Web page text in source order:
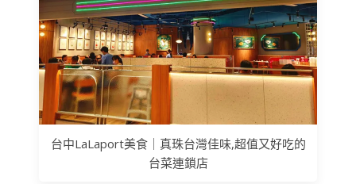
台中LaLaport美食｜真珠台灣佳味,超值又好吃的
台菜連鎖店